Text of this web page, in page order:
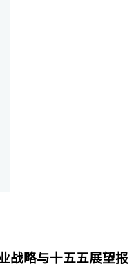
战略与十五五展望报